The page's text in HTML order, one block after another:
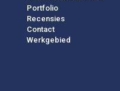
Portfolio
Recensies
Contact
Werkgebied